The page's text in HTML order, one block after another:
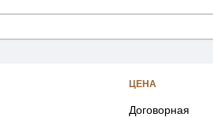
ЦЕНА
Договорная